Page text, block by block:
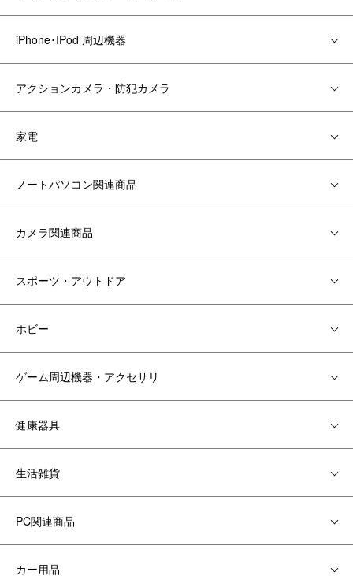
iPhone･IPod 周辺機器
アクションカメラ・防犯カメラ
家電
ノートパソコン関連商品
カメラ関連商品
スポーツ・アウトドア
ホビー
ゲーム周辺機器・アクセサリ
健康器具
生活雑貨
PC関連商品
カー用品